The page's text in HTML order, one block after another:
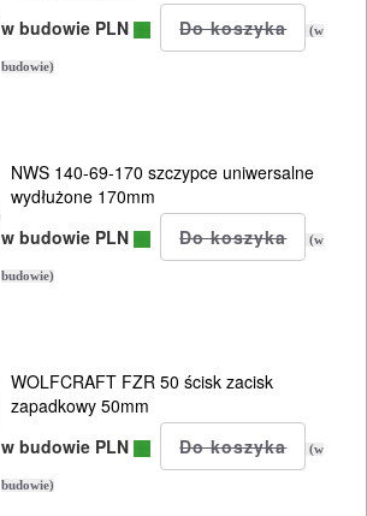
w budowie PLN
(w
budowie)
NWS 140-69-170 szczypce uniwersalne
wydłużone 170mm
w budowie PLN
(w
budowie)
WOLFCRAFT FZR 50 ścisk zacisk
zapadkowy 50mm
w budowie PLN
(w
budowie)